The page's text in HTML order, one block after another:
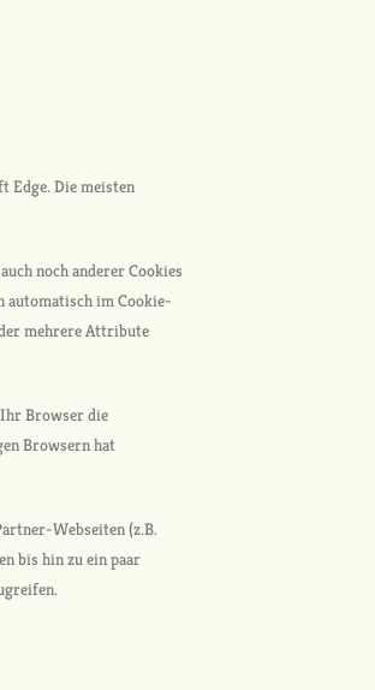
Edge. Die meisten
noch anderer Cookies
automatisch im Cookie-
mehrere Attribute
Browser die
Browsern hat
Webseiten (z.B.
bis hin zu ein paar